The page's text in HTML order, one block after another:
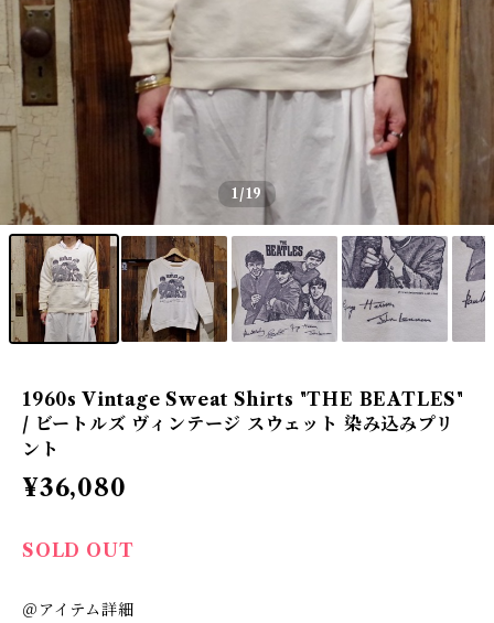
1/19
1960s Vintage Sweat Shirts "THE BEATLES"
/ ビートルズ ヴィンテージ スウェット 染み込みプリ
ント
¥36,080
SOLD OUT
＠アイテム詳細